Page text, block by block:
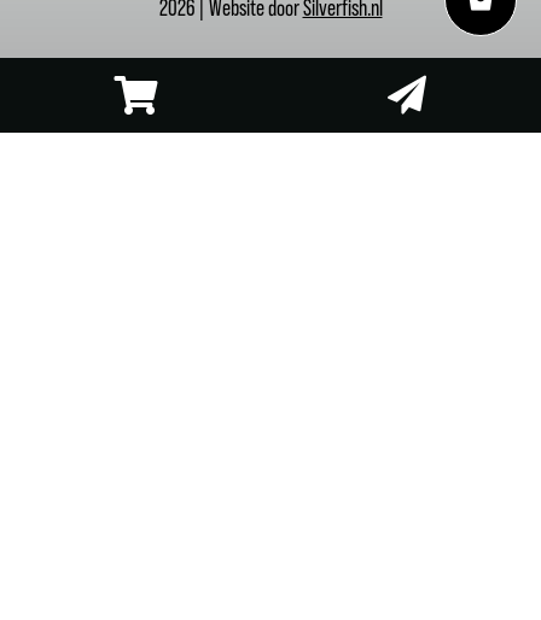
2026 | Website doorSilverfish.nl